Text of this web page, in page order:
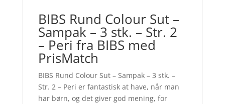
BIBS Rund Colour Sut –
Sampak – 3 stk. – Str. 2
– Peri fra BIBS med
PrisMatch
BIBS Rund Colour Sut – Sampak – 3 stk. –
Str. 2 – Peri er fantastisk at have, når man
har børn, og det giver god mening, for